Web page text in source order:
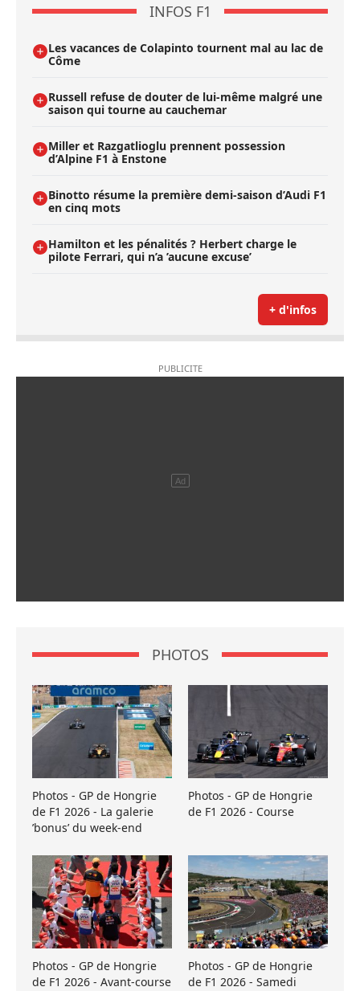
INFOS F1
Les vacances de Colapinto tournent mal au lac de
Côme
Russell refuse de douter de lui-même malgré une
saison qui tourne au cauchemar
Miller et Razgatlioglu prennent possession
d’Alpine F1 à Enstone
Binotto résume la première demi-saison d’Audi F1
en cinq mots
Hamilton et les pénalités ? Herbert charge le
pilote Ferrari, qui n’a ’aucune excuse’
+ d'infos
PHOTOS
Photos - GP de Hongrie
de F1 2026 - La galerie
’bonus’ du week-end
Photos - GP de Hongrie
de F1 2026 - Course
Photos - GP de Hongrie
de F1 2026 - Avant-course
Photos - GP de Hongrie
de F1 2026 - Samedi